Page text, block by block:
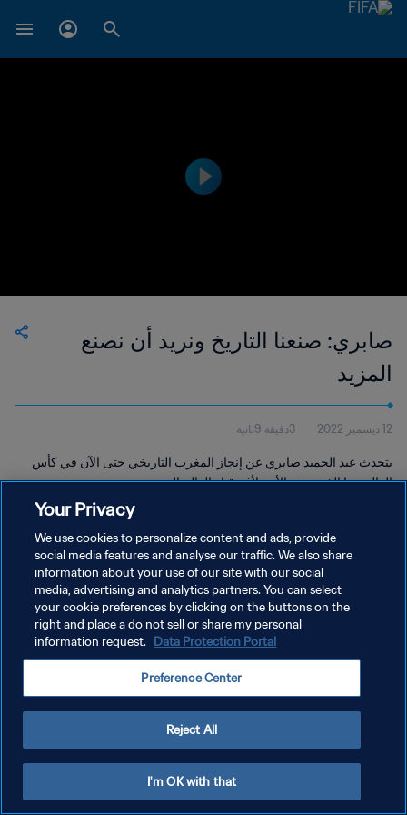
صابري: صنعنا التاريخ ونريد أن نصنع
المزيد
12 ديسمبر 2022 3دقيقة 9ثانية
يتحدث عبد الحميد صابري عن إنجاز المغرب التاريخي حتى الآن في كأس
العالم وما الذي يعنيه الأمر لأفريقيا والعالم العربي.
سياسة الخصوصية
إدارة تفضيلات ملفات تعريف الارتباط
Your Privacy
We use cookies to personalize content and ads, provide
social media features and analyse our traffic. We also share
information about your use of our site with our social
media, advertising and analytics partners. You can select
your cookie preferences by clicking on the buttons on the
right and place a do not sell or share my personal
information request. Data Protection Portal
Preference Center
Reject All
I'm OK with that